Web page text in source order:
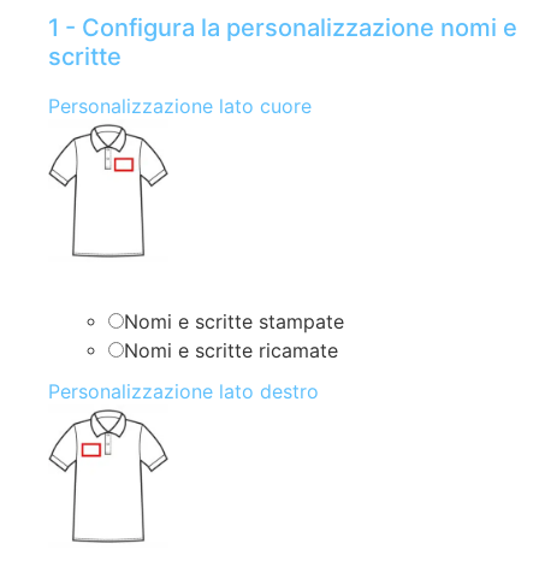
1 - Configura la personalizzazione nomi e
scritte
Personalizzazione lato cuore
Nomi e scritte stampate
Nomi e scritte ricamate
Personalizzazione lato destro